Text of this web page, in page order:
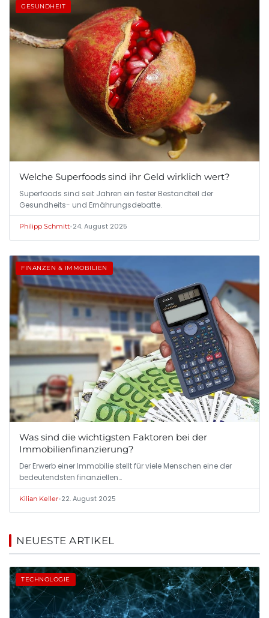
GESUNDHEIT
Welche Superfoods sind ihr Geld wirklich wert?
Superfoods sind seit Jahren ein fester Bestandteil der
Gesundheits- und Ernährungsdebatte.
Philipp Schmitt•24. August 2025
FINANZEN & IMMOBILIEN
Was sind die wichtigsten Faktoren bei der
Immobilienfinanzierung?
Der Erwerb einer Immobilie stellt für viele Menschen eine der
bedeutendsten finanziellen…
Kilian Keller•22. August 2025
NEUESTE ARTIKEL
TECHNOLOGIE